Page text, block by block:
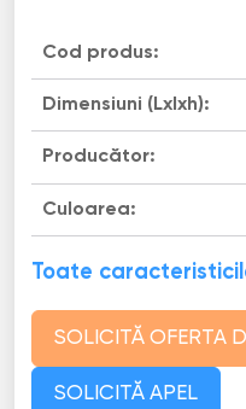
Cod produs:
Dimensiuni (Lxlxh):
Producător:
Culoarea:
Toate
SOLICITĂ OFERTA
SOLICITĂ APEL